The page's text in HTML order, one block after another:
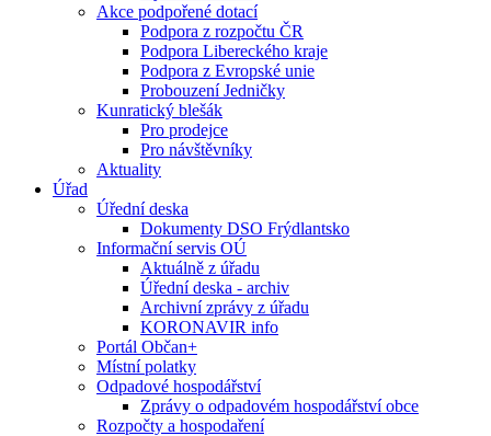
Akce podpořené dotací
Podpora z rozpočtu ČR
Podpora Libereckého kraje
Podpora z Evropské unie
Probouzení Jedničky
Kunratický blešák
Pro prodejce
Pro návštěvníky
Aktuality
Úřad
Úřední deska
Dokumenty DSO Frýdlantsko
Informační servis OÚ
Aktuálně z úřadu
Úřední deska - archiv
Archivní zprávy z úřadu
KORONAVIR info
Portál Občan+
Místní polatky
Odpadové hospodářství
Zprávy o odpadovém hospodářství obce
Rozpočty a hospodaření